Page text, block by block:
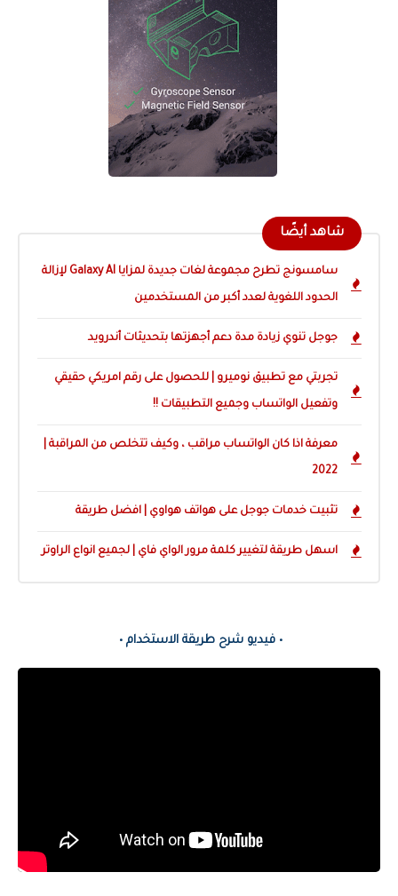
شاهد أيضًا
سامسونج تطرح مجموعة لغات جديدة لمزايا Galaxy AI لإزالة
الحدود اللغوية لعدد أكبر من المستخدمين
جوجل تنوي زيادة مدة دعم أجهزتها بتحديثات أندرويد
تجربتي مع تطبيق نوميرو | للحصول على رقم امريكي حقيقي
وتفعيل الواتساب وجميع التطبيقات !!
معرفة اذا كان الواتساب مراقب ، وكيف تتخلص من المراقبة |
2022
تثبيت خدمات جوجل على هواتف هواوي | افضل طريقة
اسهل طريقة لتغيير كلمة مرور الواي فاي | لجميع انواع الراوتر
• فيديو شرح طريقة الاستخدام •